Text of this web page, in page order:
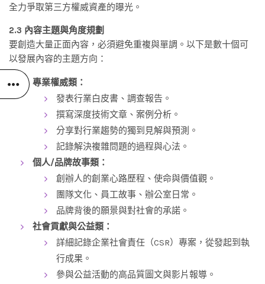
全力爭取第三方權威資產的曝光。
2.3 內容主題與角度規劃
要創造大量正面內容，必須避免重複與單調。以下是數十個可
以發展內容的主題方向：
專業權威類：
發表行業白皮書、調查報告。
撰寫深度技術文章、案例分析。
分享對行業趨勢的獨到見解與預測。
記錄解決複雜問題的過程與心法。
個人/品牌故事類：
創辦人的創業心路歷程、使命與價值觀。
團隊文化、員工故事、辦公室日常。
品牌背後的願景與對社會的承諾。
社會貢獻與公益類：
詳細記錄企業社會責任（CSR）專案，從發起到執
行成果。
參與公益活動的高品質圖文與影片報導。